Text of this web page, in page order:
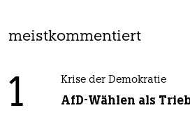
meistkommentiert
1 Krise der Demokratie
AfD-Wählen als